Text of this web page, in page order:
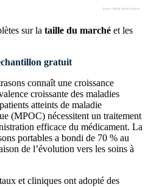
sur la taille du marché et les
gratuit
connaît une croissance
croissante des maladies
atteints de maladie
(MPOC) nécessitent un traitement
efficace du médicament. La
portables a bondi de 70 % au
de l’évolution vers les soins à
et cliniques ont adopté des